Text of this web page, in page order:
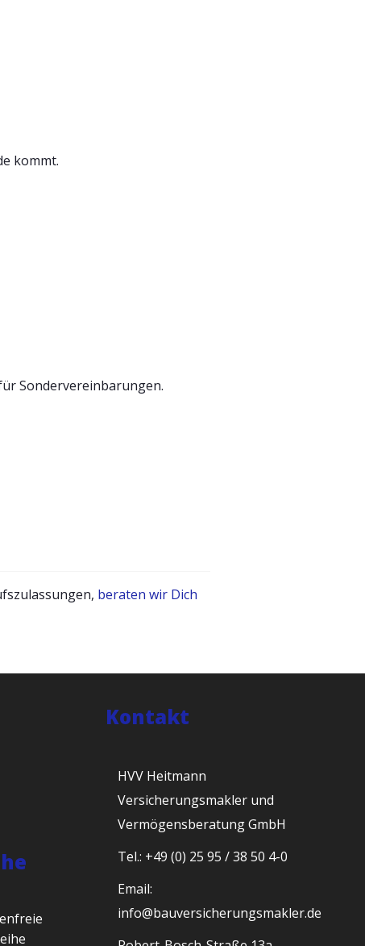
kommt.
Sondervereinbarungen.
beraten wir Dich
Kontakt
HVV Heitmann
Versicherungsmakler und
Vermögensberatung GmbH
Tel.: +49 (0) 25 95 / 38 50 4-0
Email:
info@bauversicherungsmakler.de